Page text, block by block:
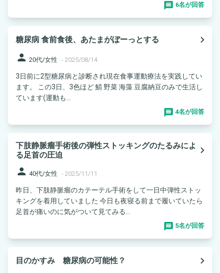
6名が回答
糖尿病 食前食後、あたまがぼーっとする
navigate_next
person 20代/女性 - 2025/08/14
3日前に2型糖尿病と診断され現在食事運動療法を実践してい
ます。 この3日、3色ほど 鯖 野菜 海藻 豆腐納豆のみで生活し
ています(運動も...
4名が回答
下肢静脈瘤手術後の弾性ストッキングのたるみによ
る足首の圧迫
navigate_next
person 40代/女性 - 2025/11/11
昨日、下肢静脈瘤のカテーテル手術をして一日中弾性ストッ
キングを着用していました 今日も夜寝る前まで履いていたら
足首が痛いのに気がついて見てみる...
5名が回答
目のかすみ 糖尿病の可能性？
navigate_next